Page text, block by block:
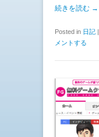
続きを読む →
Posted in 日記 |
メントする